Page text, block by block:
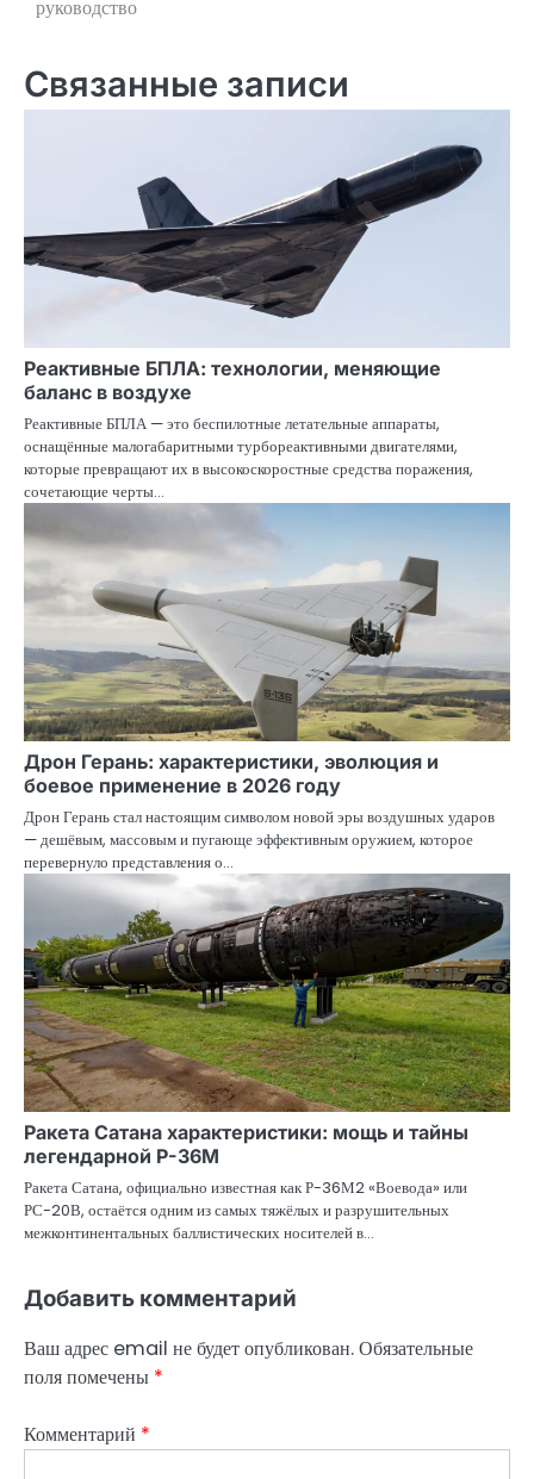
руководство
Связанные записи
Реактивные БПЛА: технологии, меняющие
баланс в воздухе
Реактивные БПЛА — это беспилотные летательные аппараты,
оснащённые малогабаритными турбореактивными двигателями,
которые превращают их в высокоскоростные средства поражения,
сочетающие черты…
Дрон Герань: характеристики, эволюция и
боевое применение в 2026 году
Дрон Герань стал настоящим символом новой эры воздушных ударов
— дешёвым, массовым и пугающе эффективным оружием, которое
перевернуло представления о…
Ракета Сатана характеристики: мощь и тайны
легендарной Р-36М
Ракета Сатана, официально известная как Р-36М2 «Воевода» или
РС-20В, остаётся одним из самых тяжёлых и разрушительных
межконтинентальных баллистических носителей в…
Добавить комментарий
Ваш адрес email не будет опубликован.Обязательные
поля помечены *
Комментарий *